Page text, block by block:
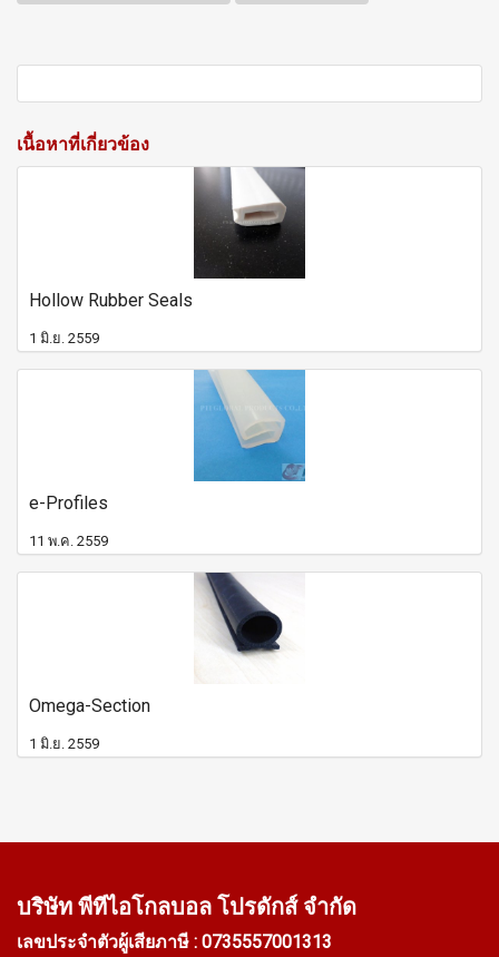
เนื้อหาที่เกี่ยวข้อง
Hollow Rubber Seals
1 มิ.ย. 2559
e-Profiles
11 พ.ค. 2559
Omega-Section
1 มิ.ย. 2559
บริษัท พีทีไอโกลบอล โปรดักส์ จำกัด
เลขประจำตัวผู้เสียภาษี : 0735557001313